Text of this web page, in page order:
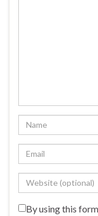
By using this